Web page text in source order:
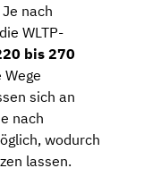
nach
WLTP-
bis 270
sich an
nach
wodurch
lassen.